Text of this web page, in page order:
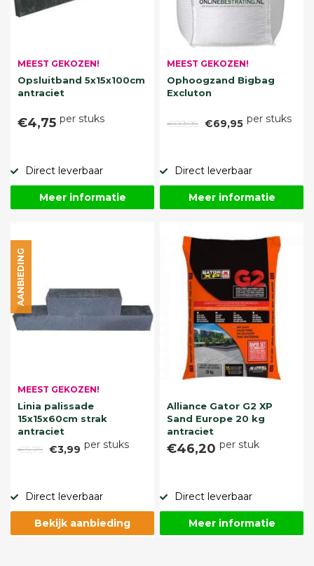
MEEST GEKOZEN!
Opsluitband 5x15x100cm
antraciet
€4,75 per stuks
Direct leverbaar
Meer informatie
MEEST GEKOZEN!
Ophoogzand Bigbag
Excluton
€89,95 €69,95 per stuks
Direct leverbaar
Meer informatie
MEEST GEKOZEN!
Linia palissade
15x15x60cm strak
antraciet
€5,75 €3,99 per stuks
AANBIEDING
Direct leverbaar
Bekijk aanbieding
Alliance Gator G2 XP
Sand Europe 20 kg
antraciet
€46,20 per stuk
Direct leverbaar
Meer informatie